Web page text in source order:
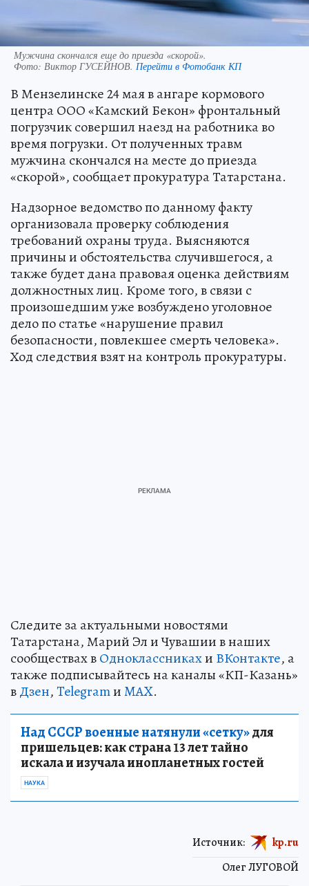
Мужчина скончался еще до приезда «скорой».
Фото: Виктор ГУСЕЙНОВ. Перейти в Фотобанк КП
В Мензелинске 24 мая в ангаре кормового
центра ООО «Камский Бекон» фронтальный
погрузчик совершил наезд на работника во
время погрузки. От полученных травм
мужчина скончался на месте до приезда
«скорой», сообщает прокуратура Татарстана.
Надзорное ведомство по данному факту
организовала проверку соблюдения
требований охраны труда. Выясняются
причины и обстоятельства случившегося, а
также будет дана правовая оценка действиям
должностных лиц. Кроме того, в связи с
произошедшим уже возбуждено уголовное
дело по статье «нарушение правил
безопасности, повлекшее смерть человека».
Ход следствия взят на контроль прокуратуры.
Следите за актуальными новостями
Татарстана, Марий Эл и Чувашии в наших
сообществах вОдноклассникахи ВКонтакте, а
также подписывайтесь на каналы «КП-Казань»
вДзен,TelegramиMAX.
Над СССР военные натянули «сетку»для
пришельцев: как страна 13 лет тайно
искала и изучала инопланетных гостей
НАУКА
Олег ЛУГОВОЙ
Источник: kp.ru